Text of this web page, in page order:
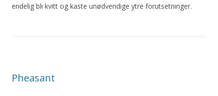
endelig bli kvitt og kaste unødvendige ytre forutsetninger.
Pheasant